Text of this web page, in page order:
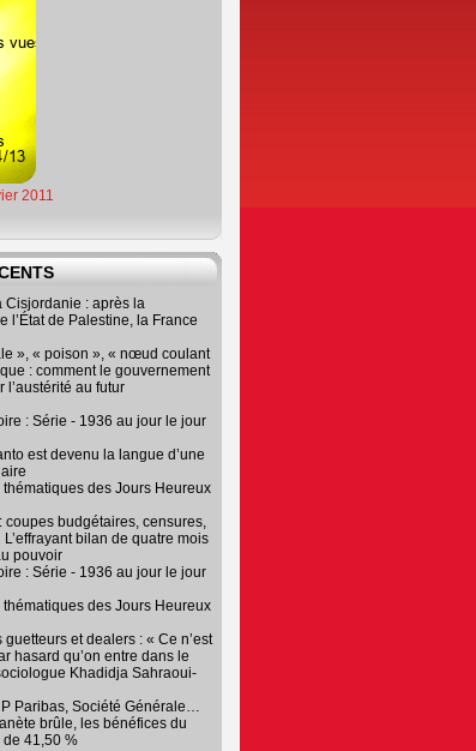
2011
Cisjordanie : après la
l’État de Palestine, la France
», « poison », « nœud coulant
: comment le gouvernement
l’austérité au futur
: Série - 1936 au jour le jour
est devenu la langue d’une
thématiques des Jours Heureux
coupes budgétaires, censures,
bilan de quatre mois
pouvoir
: Série - 1936 au jour le jour
thématiques des Jours Heureux
et dealers : « Ce n’est
hasard qu’on entre dans le
Khadidja Sahraoui-
Paribas, Société Générale…
brûle, les bénéfices du
41,50 %